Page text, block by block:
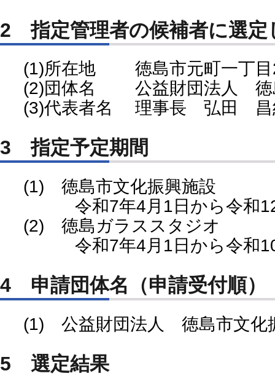
2 指定管理者の候補者に選定
(1)所在地 徳島市元町一丁目
(2)団体名 公益財団法人 徳
(3)代表者名 理事長 弘田 昌
3 指定予定期間
(1) 徳島市文化振興施設
令和7年4月1日から令和12
(2) 徳島ガラススタジオ
令和7年4月1日から令和10
4 申請団体名（申請受付順）
(1) 公益財団法人 徳島市文化
5 選定結果